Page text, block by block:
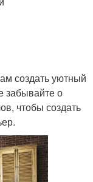
создать уютный
забывайте о
чтобы создать